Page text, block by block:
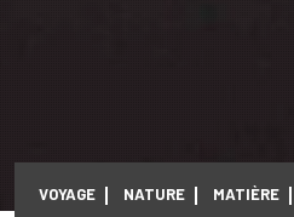
VOYAGE NATURE MATIÈRE